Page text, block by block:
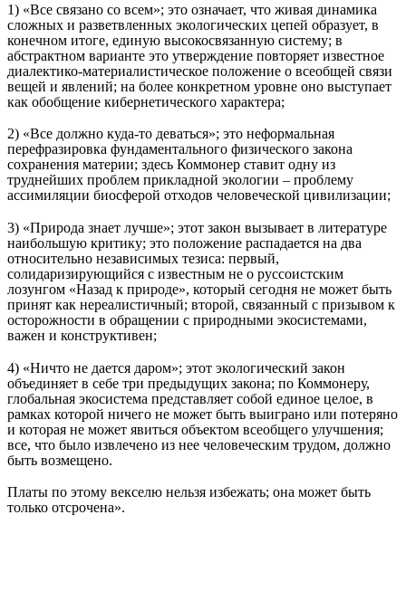
1) «Все связано со всем»; это означает, что живая динамика
сложных и разветвленных экологических цепей образует, в
конечном итоге, единую высокосвязанную систему; в
абстрактном варианте это утверждение повторяет известное
диалектико-материалистическое положение о всеобщей связи
вещей и явлений; на более конкретном уровне оно выступает
как обобщение кибернетического характера;
2) «Все должно куда-то деваться»; это неформальная
перефразировка фундаментального физического закона
сохранения материи; здесь Коммонер ставит одну из
труднейших проблем прикладной экологии – проблему
ассимиляции биосферой отходов человеческой цивилизации;
3) «Природа знает лучше»; этот закон вызывает в литературе
наибольшую критику; это положение распадается на два
относительно независимых тезиса: первый,
солидаризирующийся с известным не о руссоистским
лозунгом «Назад к природе», который сегодня не может быть
принят как нереалистичный; второй, связанный с призывом к
осторожности в обращении с природными экосистемами,
важен и конструктивен;
4) «Ничто не дается даром»; этот экологический закон
объединяет в себе три предыдущих закона; по Коммонеру,
глобальная экосистема представляет собой единое целое, в
рамках которой ничего не может быть выиграно или потеряно
и которая не может явиться объектом всеобщего улучшения;
все, что было извлечено из нее человеческим трудом, должно
быть возмещено.
Платы по этому векселю нельзя избежать; она может быть
только отсрочена».